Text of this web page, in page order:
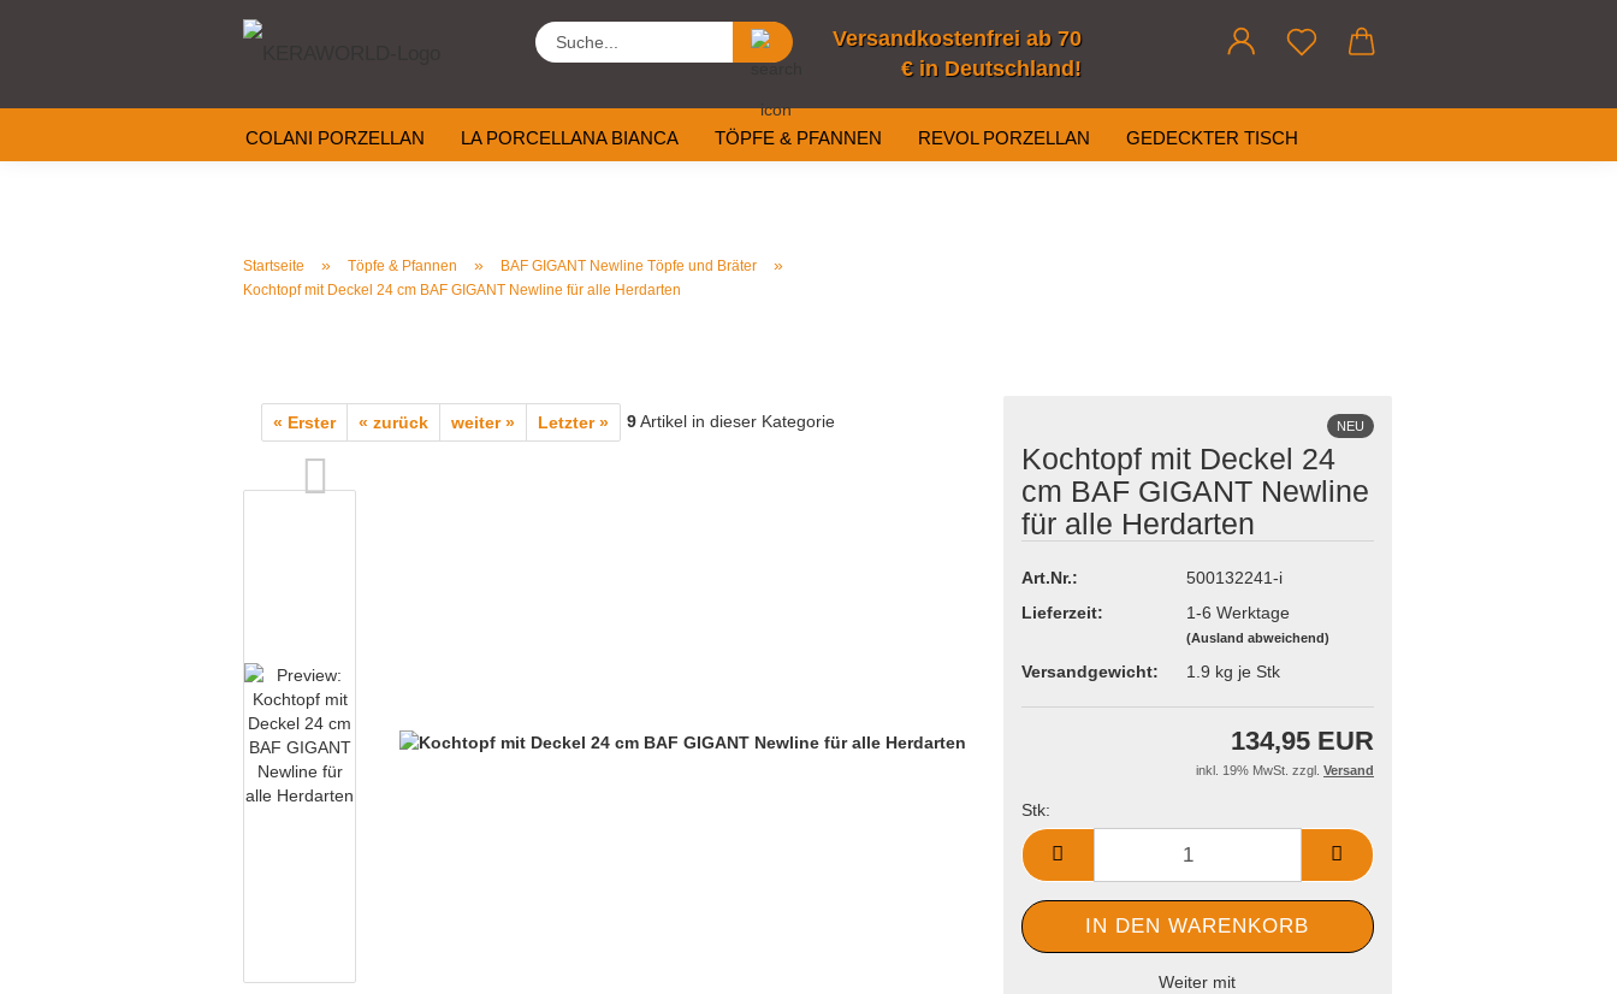
Suche...Versandkostenfrei ab 70
€ in Deutschland!
COLANI PORZELLAN LA PORCELLANA BIANCA TÖPFE & PFANNEN REVOL PORZELLAN GEDECKTER TISCH
Startseite » Töpfe & Pfannen » BAF GIGANT Newline Töpfe und Bräter »
Kochtopf mit Deckel 24 cm BAF GIGANT Newline für alle Herdarten
« Erster « zurück weiter » Letzter » 9Artikel in dieser Kategorie NEU
Kochtopf mit Deckel 24
cm BAF GIGANT Newline
für alle Herdarten
Art.Nr.:
500132241-i
Lieferzeit:
1-6 Werktage
(Ausland abweichend)
Versandgewicht: 1.9 kg je Stk
134,95 EUR
inkl. 19% MwSt. zzgl. Versand
Stk:
Stk
Weiter mit